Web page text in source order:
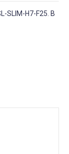
SLIM-H7-F25. В